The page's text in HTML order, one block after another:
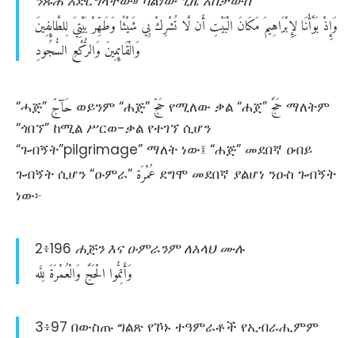
وَإِذْبَوَّأْنَالِإِبْرَاهِيمَمَكَانَالْبَيْتِأَنلَّاتُشْرِكْبِيشَيْئًاوَطَهِّرْبَيْتِيَلِلطَّائِفِينَ
وَالْقَائِمِينَوَالرُّكَّعِالسُّجُودِ
“ሓጅ” حَآجّ ወይንም “ሐጅ” حَجّ የሚለው ቃል “ሐጀ” حَجَّ ማለትም
“ጎበኘ” ከሚል ሥርወ-ቃል የተገኘ ሲሆን
“ጉብኝት”pilgrimage” ማለት ነው፤ “ሐጅ” መደበኛ ዐብይ
ጉብኝት ሲሆን “ዑምራ” عُمْرَة ደግሞ መደበኛ ያልሆነ ንዑስ ጉብኝት
ነው፦
2፥196 ሐጅን እና ዑምራንም ለአላህ ሙሉ
وَأَتِمُّواالْحَجَّوَالْعُمْرَةَلِلَّه
3፥97 በውስጡ ግልጽ የኾኑ ተዓምራቶች የኢብራሒምም